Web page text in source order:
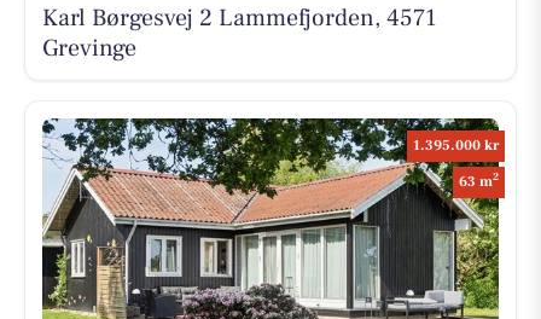
Karl Børgesvej 2 Lammefjorden, 4571
Grevinge
1.395.000 kr
63 m2